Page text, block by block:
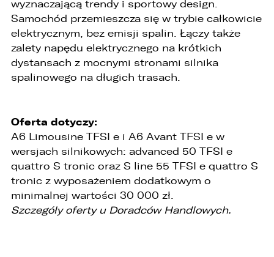
wyznaczającą trendy i sportowy design.
Samochód przemieszcza się w trybie całkowicie
elektrycznym, bez emisji spalin. Łączy także
zalety napędu elektrycznego na krótkich
dystansach z mocnymi stronami silnika
spalinowego na długich trasach.
Oferta dotyczy:
A6 Limousine TFSI e i A6 Avant TFSI e w
wersjach silnikowych: advanced 50 TFSI e
quattro S tronic oraz S line 55 TFSI e quattro S
tronic z wyposażeniem dodatkowym o
minimalnej wartości 30 000 zł.
Szczegóły oferty u Doradców Handlowych.